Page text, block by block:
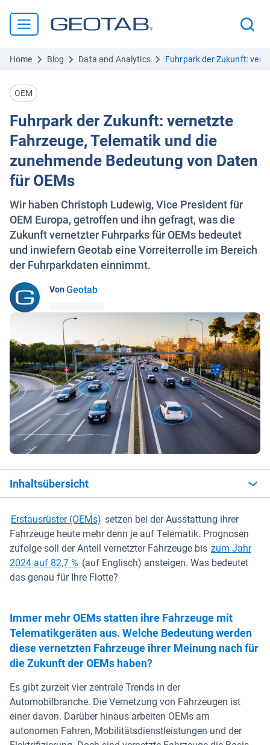
Home Blog Data and Analytics Fuhrpark der Zukunft:
OEM
Fuhrpark der Zukunft: vernetzte
Fahrzeuge, Telematik und die
zunehmende Bedeutung von Daten
für OEMs
Wir haben Christoph Ludewig, Vice President für
OEM Europa, getroffen und ihn gefragt, was die
Zukunft vernetzter Fuhrparks für OEMs bedeutet
und inwiefern Geotab eine Vorreiterrolle im Bereich
der Fuhrparkdaten einnimmt.
VonGeotab
Inhaltsübersicht
Erstausrüster (OEMs) setzen bei der Ausstattung ihrer
Fahrzeuge heute mehr denn je auf Telematik. Prognosen
zufolge soll der Anteil vernetzter Fahrzeuge bis zum Jahr
2024 auf 82,7 % In neuem Fenster öffnen
(auf Englisch) ansteigen. Was bedeutet
das genau für Ihre Flotte?
Immer mehr OEMs statten ihre Fahrzeuge mit
Telematikgeräten aus. Welche Bedeutung werden
diese vernetzten Fahrzeuge ihrer Meinung nach für
die Zukunft der OEMs haben?
Es gibt zurzeit vier zentrale Trends in der
Automobilbranche. Die Vernetzung von Fahrzeugen ist
einer davon. Darüber hinaus arbeiten OEMs am
autonomen Fahren, Mobilitätsdienstleistungen und der